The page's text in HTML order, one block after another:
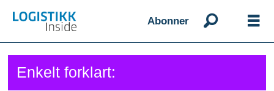
Abonner
Enkelt forklart: